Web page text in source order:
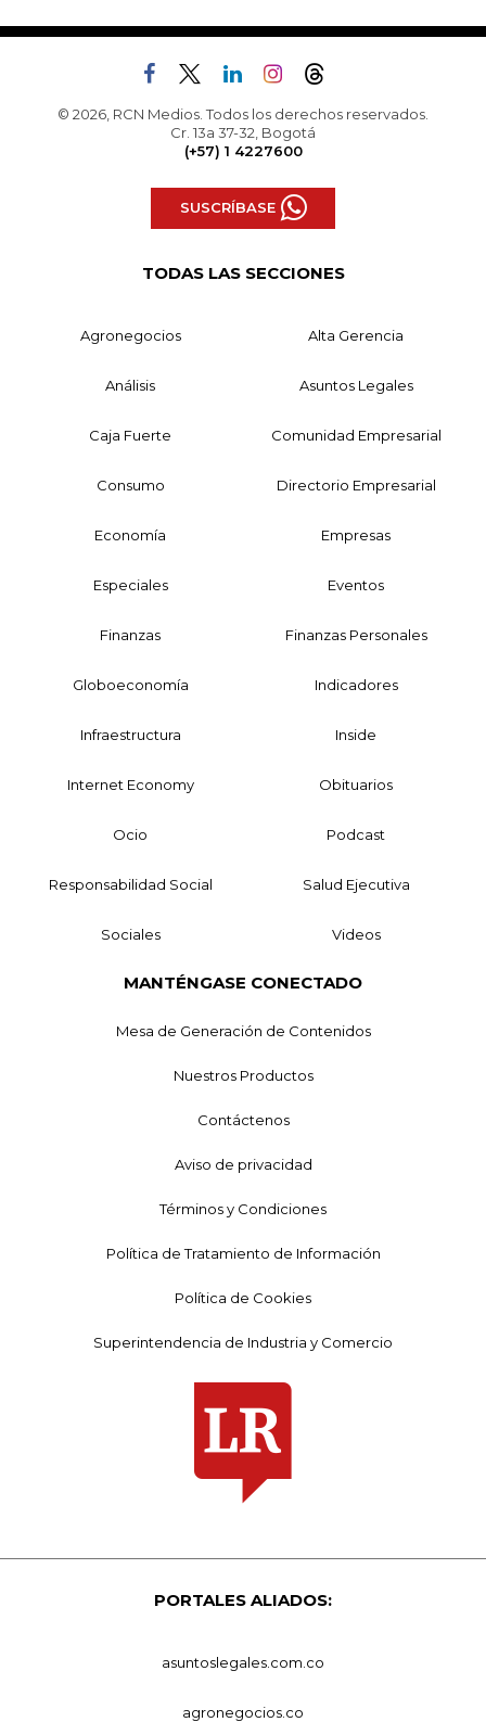
© 2026, RCN Medios. Todos los derechos reservados.
Cr. 13a 37-32, Bogotá
(+57) 1 4227600
SUSCRÍBASE
TODAS LAS SECCIONES
Agronegocios Alta Gerencia
Análisis Asuntos Legales
Caja Fuerte Comunidad Empresarial
Consumo Directorio Empresarial
Economía Empresas
Especiales Eventos
Finanzas Finanzas Personales
Globoeconomía Indicadores
Infraestructura Inside
Internet Economy Obituarios
Ocio Podcast
Responsabilidad Social Salud Ejecutiva
Sociales Videos
MANTÉNGASE CONECTADO
Mesa de Generación de Contenidos
Nuestros Productos
Contáctenos
Aviso de privacidad
Términos y Condiciones
Política de Tratamiento de Información
Política de Cookies
Superintendencia de Industria y Comercio
PORTALES ALIADOS:
asuntoslegales.com.co
agronegocios.co